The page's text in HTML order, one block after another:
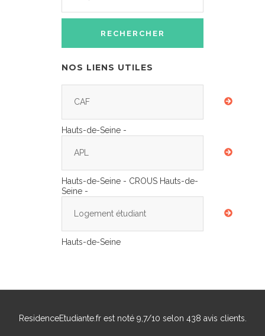
NOS LIENS UTILES
CAF
Hauts-de-Seine -
APL
Hauts-de-Seine - CROUS Hauts-de-
Seine -
Logement étudiant
Hauts-de-Seine
ResidenceEtudiante.frest noté 9,7/10 selon 438 avis clients.